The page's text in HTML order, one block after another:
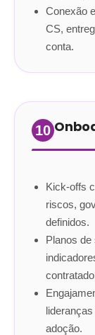
Conexão
CS,
conta.
10
Kick-offs
riscos,
definidos.
Planos
adoção.